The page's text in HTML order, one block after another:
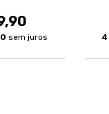
sem juros 4